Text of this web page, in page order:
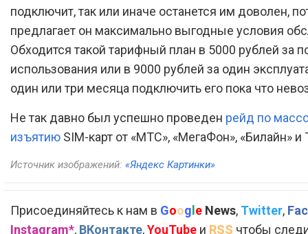
подключит, так или иначе останется им доволен,
предлагает он максимально выгодные условия
Обходится такой тарифный план в 5000 рублей за
использования или в 9000 рублей за один
один или три месяца подключить его пока что
Не так давно был успешно проведен рейд по
изъятию SIM-карт от «МТС», «МегаФон», «Билайн» и
Источник изображений: «Яндекс Картинки»
Присоединяйтесь к нам в Google News, Twitter,
Instagram*, ВКонтакте,YouTube и RSS чтобы